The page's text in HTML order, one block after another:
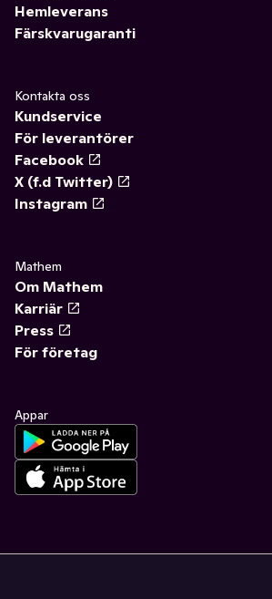
Hemleverans
Färskvarugaranti
Kontakta oss
Kundservice
För leverantörer
Facebook
X (f.d Twitter)
Instagram
Mathem
Om Mathem
Karriär
Press
För företag
Appar